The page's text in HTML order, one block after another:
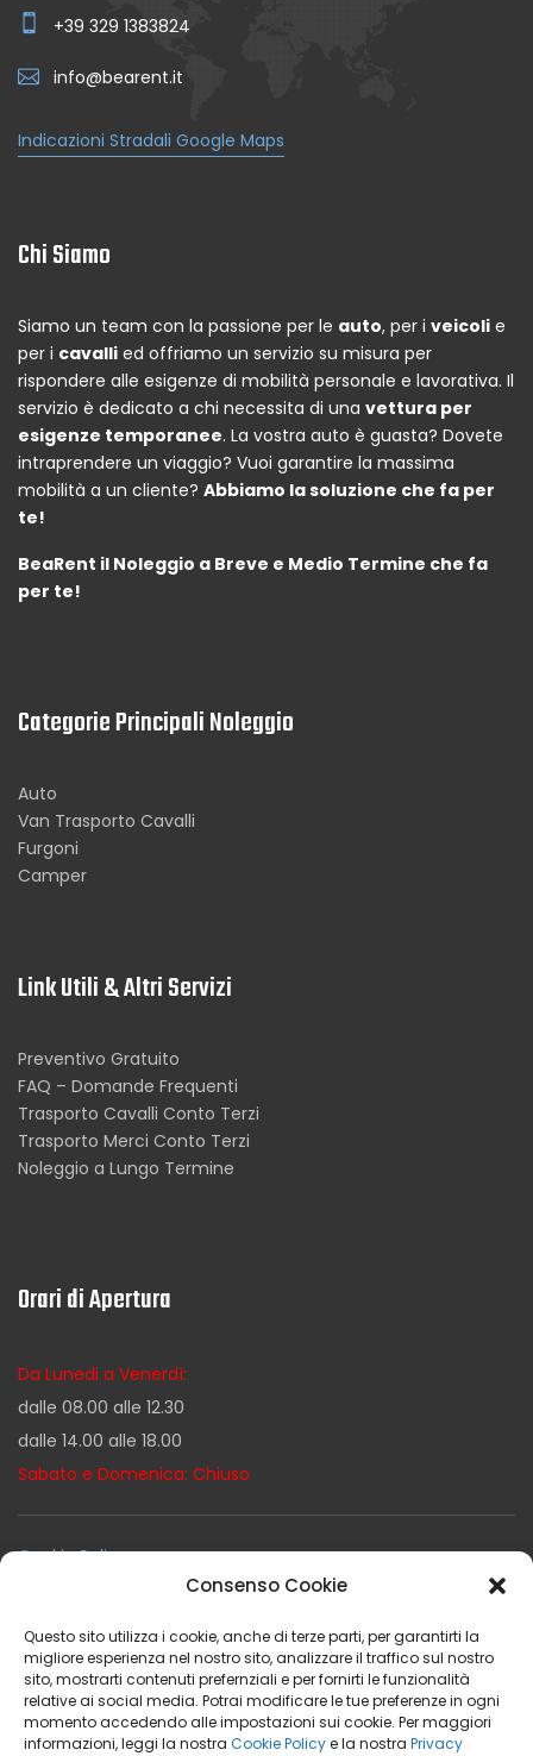
Consenso Cookie
Questo sito utilizza i cookie, anche di terze parti, per garantirti la
migliore esperienza nel nostro sito, analizzare il traffico sul nostro
sito, mostrarti contenuti prefernziali e per fornirti le funzionalità
relative ai social media. Potrai modificare le tue preferenze in ogni
momento accedendo alle impostazioni sui cookie. Per maggiori
informazioni, leggi la nostra Cookie Policye la nostra Privacy
+39 329 1383824
info@bearent.it
Indicazioni Stradali Google Maps
Chi Siamo
Siamo un team con la passione per le auto, per i veicoli e
per i cavalli ed offriamo un servizio su misura per
rispondere alle esigenze di mobilità personale e lavorativa. Il
servizio è dedicato a chi necessita di una vettura per
esigenze temporanee. La vostra auto è guasta? Dovete
intraprendere un viaggio? Vuoi garantire la massima
mobilità a un cliente? Abbiamo la soluzione che fa per
te!
BeaRent il Noleggio a Breve e Medio Termine che fa
per te!
Categorie Principali Noleggio
Auto
Van Trasporto Cavalli
Furgoni
Camper
Link Utili & Altri Servizi
Preventivo Gratuito
FAQ – Domande Frequenti
Trasporto Cavalli Conto Terzi
Trasporto Merci Conto Terzi
Noleggio a Lungo Termine
Orari di Apertura
Da Lunedi a Venerdì:
dalle 08.00 alle 12.30
dalle 14.00 alle 18.00
Sabato e Domenica: Chiuso
Cookie Policy
Condizioni Generali di Noleggio
Facebook Instagram Youtube